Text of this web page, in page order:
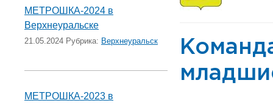
МЕТРОШКА-2024 в
Верхнеуральске
21.05.2024 Рубрика: Верхнеуральск
МЕТРОШКА-2023 в